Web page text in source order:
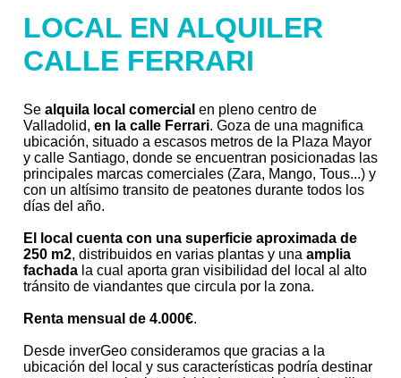
LOCAL EN ALQUILER
CALLE FERRARI
Sealquila local comercial en pleno centro de
Valladolid,en la calle Ferrari. Goza de una magnifica
ubicación, situado a escasos metros de la Plaza Mayor
y calle Santiago, donde se encuentran posicionadas las
principales marcas comerciales (Zara, Mango, Tous...) y
con un altísimo transito de peatones durante todos los
días del año.
El local cuenta con una superficie aproximada de
250 m2, distribuidos en varias plantas y unaamplia
fachada la cual aporta gran visibilidad del local al alto
tránsito de viandantes que circula por la zona.
Renta mensual de 4.000€.
Desde inverGeo consideramos que gracias a la
ubicación del local y sus características podría destinar